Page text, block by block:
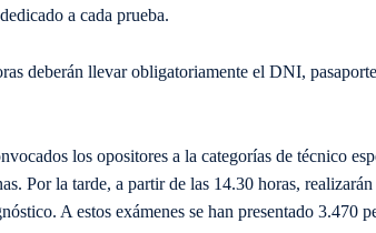
a cada prueba.
deberán llevar obligatoriamente el DNI,
los opositores a la categorías de técnico
Por la tarde, a partir de las 14.30 horas,
A estos exámenes se han presentado 3.470